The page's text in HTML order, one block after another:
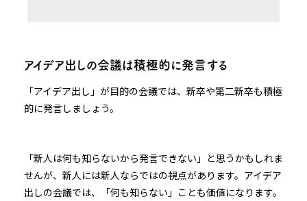
アイデア出しの会議は積極的に発言する
「アイデア出し」が目的の会議では、新卒や第二新卒も積極
的に発言しましょう。
「新人は何も知らないから発言できない」と思うかもしれま
せんが、新人には新人ならではの視点があります。アイデア
出しの会議では、「何も知らない」ことも価値になります。